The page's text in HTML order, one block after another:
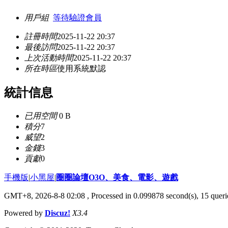
用戶組 等待驗證會員
註冊時間2025-11-22 20:37
最後訪問2025-11-22 20:37
上次活動時間2025-11-22 20:37
所在時區使用系統默認
統計信息
已用空間0 B
積分7
威望2
金錢3
貢獻0
手機版|小黑屋|圈圈論壇O3O、美食、電影、遊戲
GMT+8, 2026-8-8 02:08 , Processed in 0.099878 second(s), 15
Powered by Discuz! X3.4